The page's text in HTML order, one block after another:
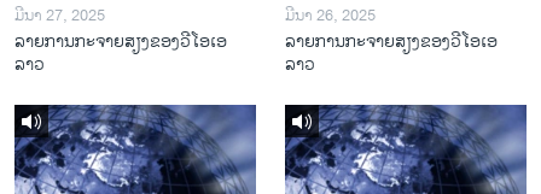
ມີນາ 27, 2025
ລາຍການກະຈາຍສຽງຂອງວີໂອເອ
ລາວ
ມີນາ 26, 2025
ລາຍການກະຈາຍສຽງຂອງວີໂອເອ
ລາວ